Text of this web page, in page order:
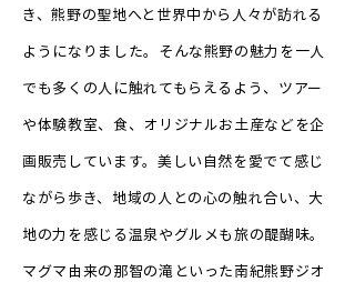
き、熊野の聖地へと世界中から人々が訪れる
ようになりました。そんな熊野の魅力を一人
でも多くの人に触れてもらえるよう、ツアー
や体験教室、食、オリジナルお土産などを企
画販売しています。美しい自然を愛でて感じ
ながら歩き、地域の人との心の触れ合い、大
地の力を感じる温泉やグルメも旅の醍醐味。
マグマ由来の那智の滝といった南紀熊野ジオ